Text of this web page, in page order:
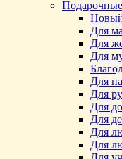
Для
Для
Для
Для
Для
Для
Для
Для
Для